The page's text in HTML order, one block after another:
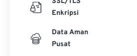
Enkripsi
Data Aman
Pusat